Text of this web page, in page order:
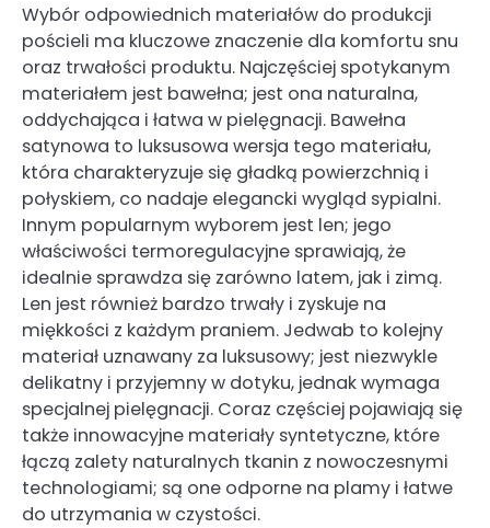
Wybór odpowiednich materiałów do produkcji
pościeli ma kluczowe znaczenie dla komfortu snu
oraz trwałości produktu. Najczęściej spotykanym
materiałem jest bawełna; jest ona naturalna,
oddychająca i łatwa w pielęgnacji. Bawełna
satynowa to luksusowa wersja tego materiału,
która charakteryzuje się gładką powierzchnią i
połyskiem, co nadaje elegancki wygląd sypialni.
Innym popularnym wyborem jest len; jego
właściwości termoregulacyjne sprawiają, że
idealnie sprawdza się zarówno latem, jak i zimą.
Len jest również bardzo trwały i zyskuje na
miękkości z każdym praniem. Jedwab to kolejny
materiał uznawany za luksusowy; jest niezwykle
delikatny i przyjemny w dotyku, jednak wymaga
specjalnej pielęgnacji. Coraz częściej pojawiają się
także innowacyjne materiały syntetyczne, które
łączą zalety naturalnych tkanin z nowoczesnymi
technologiami; są one odporne na plamy i łatwe
do utrzymania w czystości.